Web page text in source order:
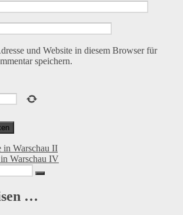
und Website in diesem Browser für
speichern.
in Warschau II
Warschau IV
Suchen
…